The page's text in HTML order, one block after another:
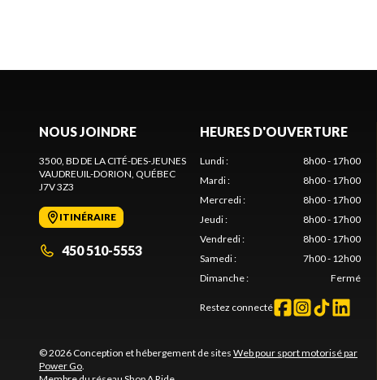
NOUS JOINDRE
3500, BD DE LA CITÉ-DES-JEUNES
VAUDREUIL-DORION, QUÉBEC
J7V 3Z3
ITINÉRAIRE
450 510-5553
HEURES D'OUVERTURE
Lundi:
8h00 - 17h00
Mardi:
8h00 - 17h00
Mercredi:
8h00 - 17h00
Jeudi:
8h00 - 17h00
Vendredi:
8h00 - 17h00
Samedi:
7h00 - 12h00
Dimanche: Fermé
Restez connecté
© 2026 Conception et hébergement de sites Web pour sport motorisé par
Power Go.